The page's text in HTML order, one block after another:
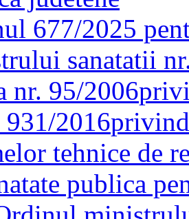
677/2025
sanatatii
nr. 95/2006
2016
tehnice de
publica